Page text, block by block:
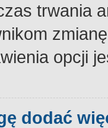
trwania
opcji
dodać